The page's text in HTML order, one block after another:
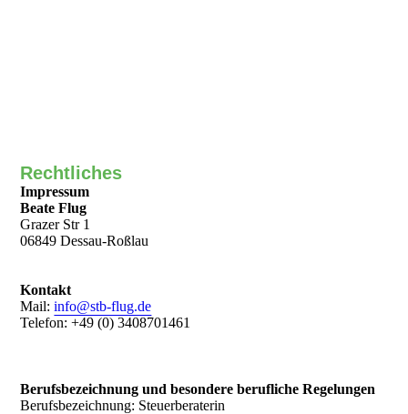
Rechtliches
Impressum
Beate Flug
Grazer Str 1
06849 Dessau-Roßlau
Kontakt
Mail:info@stb-flug.de
Telefon: +49 (0) 3408701461
Berufsbezeichnung und besondere berufliche Regelungen
Berufsbezeichnung: Steuerberaterin